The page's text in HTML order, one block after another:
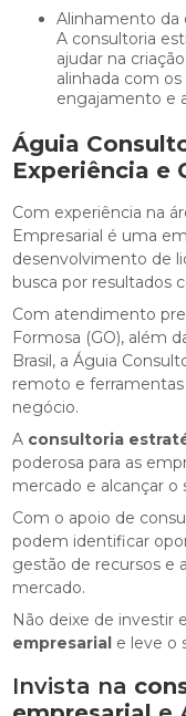
Alinhamento da equipe aos objetivos organizacionais:
A consultoria
ajudar na
alinhada com
engajamento e
Águia
Experiência e
Com experiência na
Empresarial é uma
desenvolvimento de
busca por resultados
Com atendimento
Formosa (GO), além
Brasil, a Águia
remoto e ferramentas
negócio.
A consultoria
poderosa para as
mercado e alcançar o
Com o apoio de
podem identificar
gestão de recursos e
mercado.
Não deixe de investir
empresarial e leve o
Invista na